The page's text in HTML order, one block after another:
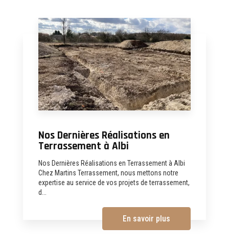
Nos Dernières Réalisations en
Terrassement à Albi
Nos Dernières Réalisations en Terrassement à Albi
Chez Martins Terrassement, nous mettons notre
expertise au service de vos projets de terrassement,
d...
En savoir plus